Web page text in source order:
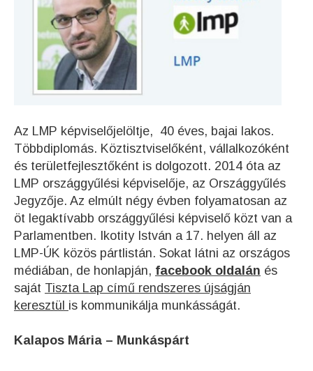
Az LMP képviselőjelöltje, 40 éves, bajai lakos.
Többdiplomás. Köztisztviselőként, vállalkozóként
és területfejlesztőként is dolgozott. 2014 óta az
LMP országgyűlési képviselője, az Országgyűlés
Jegyzője. Az elmúlt négy évben folyamatosan az
öt legaktívabb országgyűlési képviselő közt van a
Parlamentben. Ikotity István a 17. helyen áll az
LMP-ÚK közös pártlistán. Sokat látni az országos
médiában, de honlapján, facebook oldalán és
saját Tiszta Lap című rendszeres újságján
keresztül is kommunikálja munkásságát.
Kalapos Mária – Munkáspárt